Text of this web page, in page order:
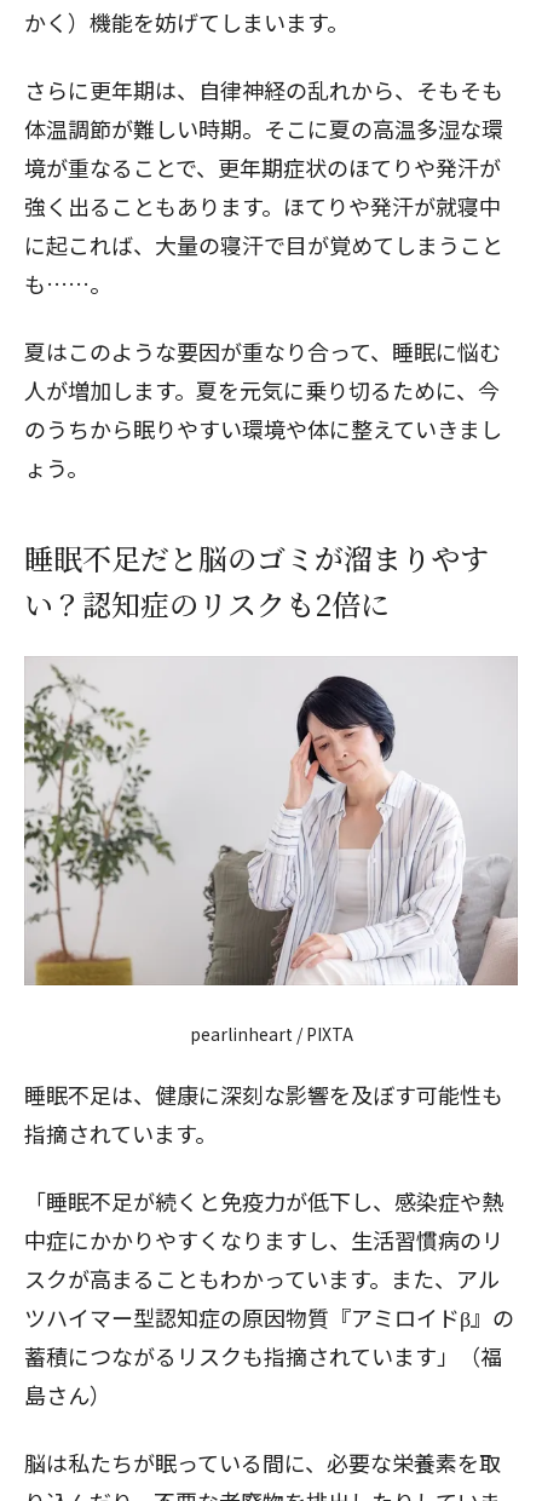
かく）機能を妨げてしまいます。
さらに更年期は、自律神経の乱れから、そもそも
体温調節が難しい時期。そこに夏の高温多湿な環
境が重なることで、更年期症状のほてりや発汗が
強く出ることもあります。ほてりや発汗が就寝中
に起これば、大量の寝汗で目が覚めてしまうこと
も……。
夏はこのような要因が重なり合って、睡眠に悩む
人が増加します。夏を元気に乗り切るために、今
のうちから眠りやすい環境や体に整えていきまし
ょう。
睡眠不足だと脳のゴミが溜まりやす
い？認知症のリスクも2倍に
pearlinheart / PIXTA
睡眠不足は、健康に深刻な影響を及ぼす可能性も
指摘されています。
「睡眠不足が続くと免疫力が低下し、感染症や熱
中症にかかりやすくなりますし、生活習慣病のリ
スクが高まることもわかっています。また、アル
ツハイマー型認知症の原因物質『アミロイドβ』の
蓄積につながるリスクも指摘されています」（福
島さん）
脳は私たちが眠っている間に、必要な栄養素を取